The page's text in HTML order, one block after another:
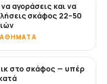
αγοράσεις και να
σκάφος 22–50
στο σκάφος — υπέρ